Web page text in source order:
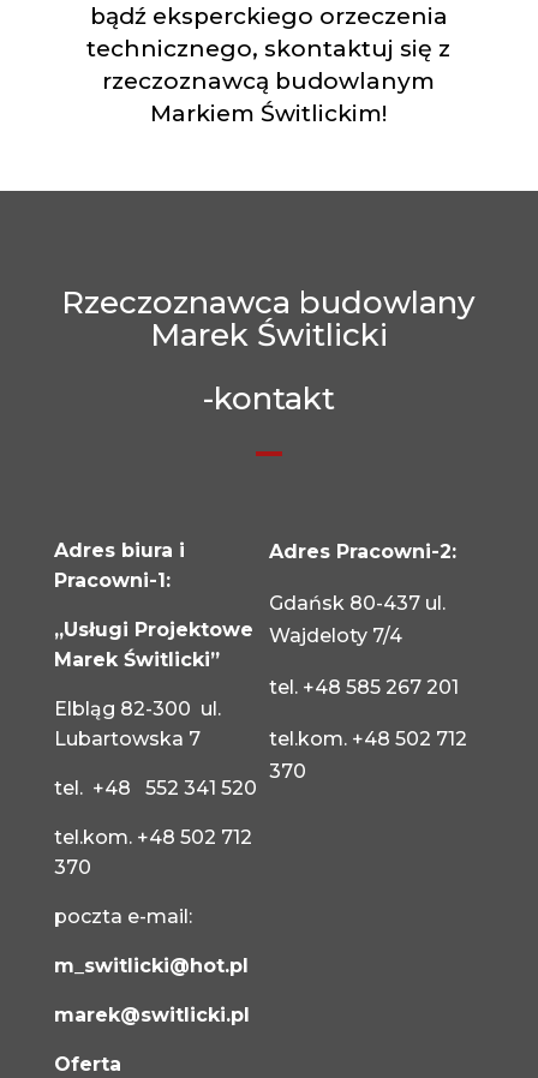
bądź eksperckiego orzeczenia
technicznego, skontaktuj się z
rzeczoznawcą budowlanym
Markiem Świtlickim!
Rzeczoznawca budowlany
Marek Świtlicki
-kontakt
Adres biura i
Pracowni-1:
„Usługi Projektowe
Marek Świtlicki”
Elbląg 82-300 ul.
Lubartowska 7
tel. +48 552 341 520
tel.kom. +48 502 712
370
poczta e-mail:
m_switlicki@hot.pl
marek@switlicki.pl
Adres Pracowni-2:
Gdańsk 80-437 ul.
Wajdeloty 7/4
tel. +48 585 267 201
tel.kom. +48 502 712
370
Oferta